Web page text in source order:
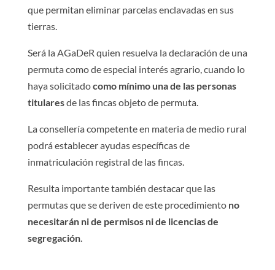
que permitan eliminar parcelas enclavadas en sus
tierras.
Será la AGaDeR quien resuelva la declaración de una
permuta como de especial interés agrario, cuando lo
haya solicitadocomo mínimo una de las personas
titularesde las fincas objeto de permuta.
La consellería competente en materia de medio rural
podrá establecer ayudas específicas de
inmatriculación registral de las fincas.
Resulta importante también destacar que las
permutas que se deriven de este procedimientono
necesitarán ni de permisos ni de licencias de
segregación.